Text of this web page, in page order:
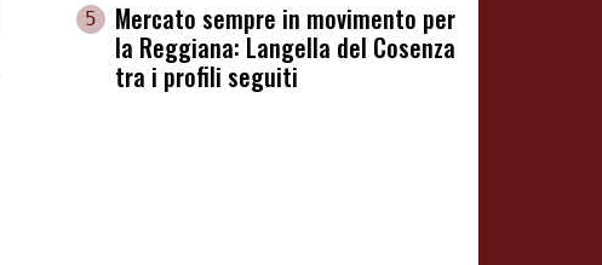
5
Mercato sempre in movimento per
la Reggiana: Langella del Cosenza
tra i profili seguiti